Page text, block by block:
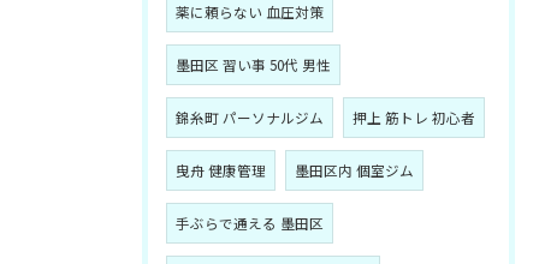
薬に頼らない 血圧対策
墨田区 習い事 50代 男性
錦糸町 パーソナルジム 押上 筋トレ 初心者
曳舟 健康管理 墨田区内 個室ジム
手ぶらで通える 墨田区